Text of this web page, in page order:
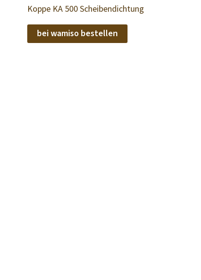
Koppe KA 500 Scheibendichtung
bei wamiso bestellen